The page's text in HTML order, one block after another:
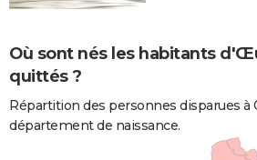
Où sont nés les habitants
quittés ?
Répartition des personnes disparues
département de naissance.